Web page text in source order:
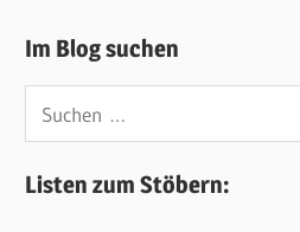
Im Blog suchen
nach:
Listen zum Stöbern: